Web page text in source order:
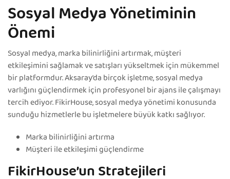
Sosyal Medya Yönetiminin
Önemi
Sosyal medya, marka bilinirliğini artırmak, müşteri
etkileşimini sağlamak ve satışları yükseltmek için mükemmel
bir platformdur. Aksaray’da birçok işletme, sosyal medya
varlığını güçlendirmek için profesyonel bir ajans ile çalışmayı
tercih ediyor. FikirHouse, sosyal medya yönetimi konusunda
sunduğu hizmetlerle bu işletmelere büyük katkı sağlıyor.
Marka bilinirliğini artırma
Müşteri ile etkileşimi güçlendirme
FikirHouse’un Stratejileri